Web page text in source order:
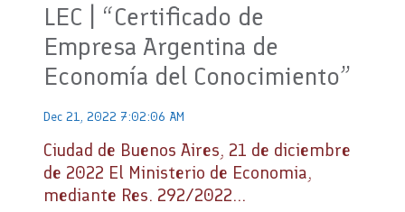
LEC | “Certificado de
Empresa Argentina de
Economía del Conocimiento”
Dec 21, 2022 7:02:06 AM
Ciudad de Buenos Aires, 21 de diciembre
de 2022 El Ministerio de Economia,
mediante Res. 292/2022...